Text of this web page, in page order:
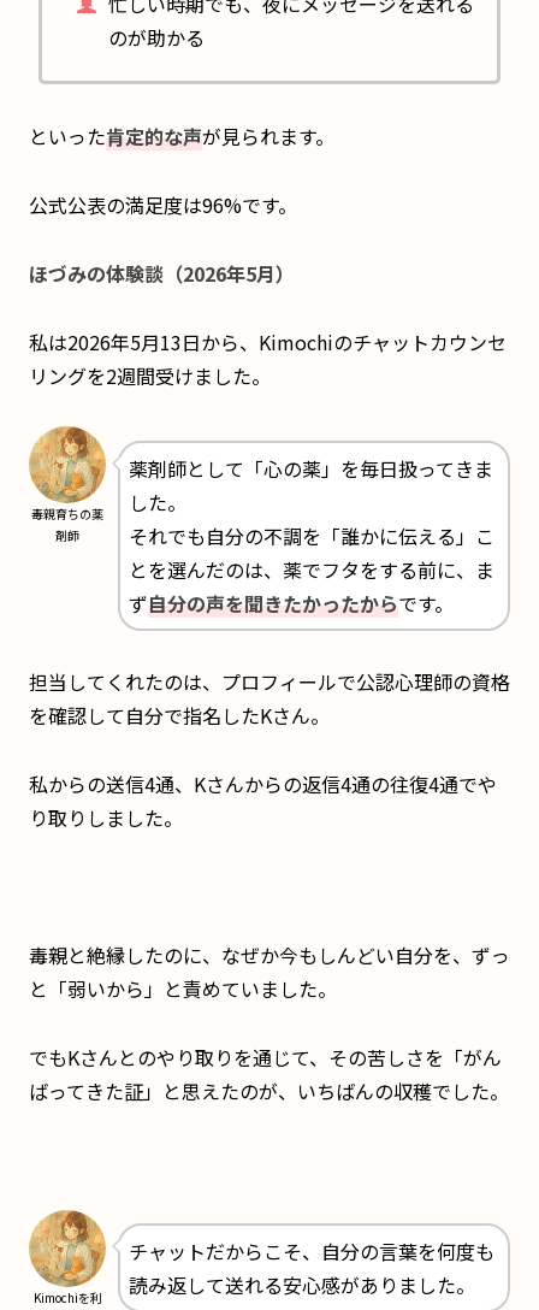
のが助かる
といった肯定的な声が見られます。
公式公表の満足度は96%です。
ほづみの体験談（2026年5月）
私は2026年5月13日から、Kimochiのチャットカウンセ
リングを2週間受けました。
毒親育ちの薬
剤師
薬剤師として「心の薬」を毎日扱ってきま
した。
それでも自分の不調を「誰かに伝える」こ
とを選んだのは、薬でフタをする前に、ま
ず自分の声を聞きたかったからです。
担当してくれたのは、プロフィールで公認心理師の資格
を確認して自分で指名したKさん。
私からの送信4通、Kさんからの返信4通の往復4通でや
り取りしました。
毒親と絶縁したのに、なぜか今もしんどい自分を、ずっ
と「弱いから」と責めていました。
でもKさんとのやり取りを通じて、その苦しさを「がん
ばってきた証」と思えたのが、いちばんの収穫でした。
Kimochiを利
チャットだからこそ、自分の言葉を何度も
読み返して送れる安心感がありました。